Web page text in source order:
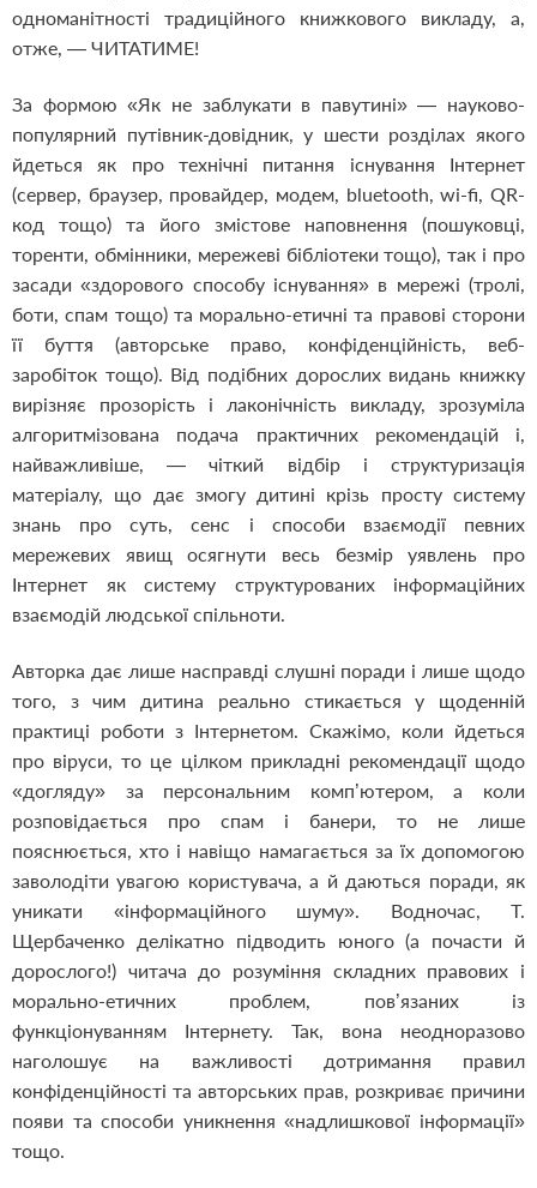
одноманітності традиційного книжкового викладу, а,
отже, — ЧИТАТИМЕ!
За формою «Як не заблукати в павутині» — науково-
популярний путівник-довідник, у шести розділах якого
йдеться як про технічні питання існування Інтернет
(сервер, браузер, провайдер, модем, bluetooth, wi-fi, QR-
код тощо) та його змістове наповнення (пошуковці,
торенти, обмінники, мережеві бібліотеки тощо), так і про
засади «здорового способу існування» в мережі (тролі,
боти, спам тощо) та морально-етичні та правові сторони
її буття (авторське право, конфіденційність, веб-
заробіток тощо). Від подібних дорослих видань книжку
вирізняє прозорість і лаконічність викладу, зрозуміла
алгоритмізована подача практичних рекомендацій і,
найважливіше, — чіткий відбір і структуризація
матеріалу, що дає змогу дитині крізь просту систему
знань про суть, сенс і способи взаємодії певних
мережевих явищ осягнути весь безмір уявлень про
Інтернет як систему структурованих інформаційних
взаємодій людської спільноти.
Авторка дає лише насправді слушні поради і лише щодо
того, з чим дитина реально стикається у щоденній
практиці роботи з Інтернетом. Скажімо, коли йдеться
про віруси, то це цілком прикладні рекомендації щодо
«догляду» за персональним комп’ютером, а коли
розповідається про спам і банери, то не лише
пояснюється, хто і навіщо намагається за їх допомогою
заволодіти увагою користувача, а й даються поради, як
уникати «інформаційного шуму». Водночас, Т.
Щербаченко делікатно підводить юного (а почасти й
дорослого!) читача до розуміння складних правових і
морально-етичних проблем, пов’язаних із
функціонуванням Інтернету. Так, вона неодноразово
наголошує на важливості дотримання правил
конфіденційності та авторських прав, розкриває причини
появи та способи уникнення «надлишкової інформації»
тощо.